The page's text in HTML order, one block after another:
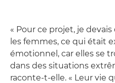
« Pour ce projet, je
les femmes, ce qui était
émotionnel, car elles se
dans des situations
raconte-t-elle. « Leur vie